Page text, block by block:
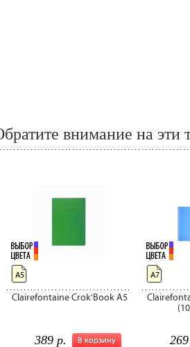
внимание на эти
Clairefontaine Crok'Book A5
В корзину
389 р.
А5 А7